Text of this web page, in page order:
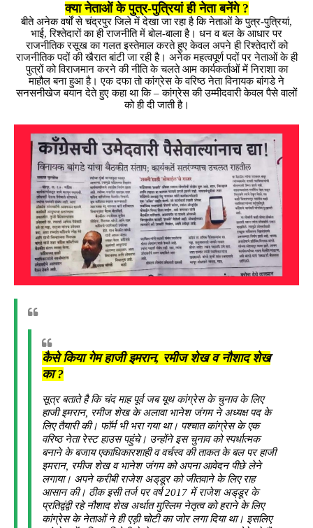
क्या नेताओं के पुत्र-पुत्रियां ही नेता बनेंगे ?
बीते अनेक वर्षों से चंद्रपुर जिले में देखा जा रहा है कि नेताओं के पुत्र-पुत्रियां,
भाई, रिश्तेदारों का ही राजनीति में बोल-बाला है। धन व बल के आधार पर
राजनीतिक रसूख का गलत इस्तेमाल करते हुए केवल अपने ही रिश्तेदारों को
राजनीतिक पदों की खैरात बांटी जा रही है। अनेक महत्वपूर्ण पदों पर नेताओं के ही
पुत्रों को विराजमान करने की नीति के चलते आम कार्यकर्ताओं में निराशा का
माहौल बना हुआ है। एक दफा तो कांग्रेस के वरिष्ठ नेता विनायक बांगडे ने
सनसनीखेज बयान देते हुए कहा था कि – कांग्रेस की उम्मीदवारी केवल पैसे वालों
को ही दी जाती है।
कैसे किया गेम हाजी इमरान, रमीज शेख व नौशाद शेख
का ?
सूत्र बताते है कि चंद माह पूर्व जब यूथ कांग्रेस के चुनाव के लिए
हाजी इमरान, रमीज शेख के अलावा भानेश जंगम ने अध्यक्ष पद के
लिए तैयारी की। फॉर्म भी भरा गया था। पश्चात कांग्रेस के एक
वरिष्ठ नेता रेस्ट हाउस पहुंचे। उन्होंने इस चुनाव को स्पर्धात्मक
बनाने के बजाय एकाधिकारशाही व वर्चस्व की ताकत के बल पर हाजी
इमरान, रमीज शेख व भानेश जंगम को अपना आवेदन पीछे लेने
लगाया। अपने करीबी राजेश अड्‌डूर को जीतवाने के लिए राह
आसान की। ठीक इसी तर्ज पर वर्ष 2017 में राजेश अड्‌डूर के
प्रतिद्वंद्वी रहे नौशाद शेख अर्थात मुस्लिम नेतृत्व को हराने के लिए
कांग्रेस के नेताओं ने ही एड़ी चोटी का जोर लगा दिया था। इसलिए